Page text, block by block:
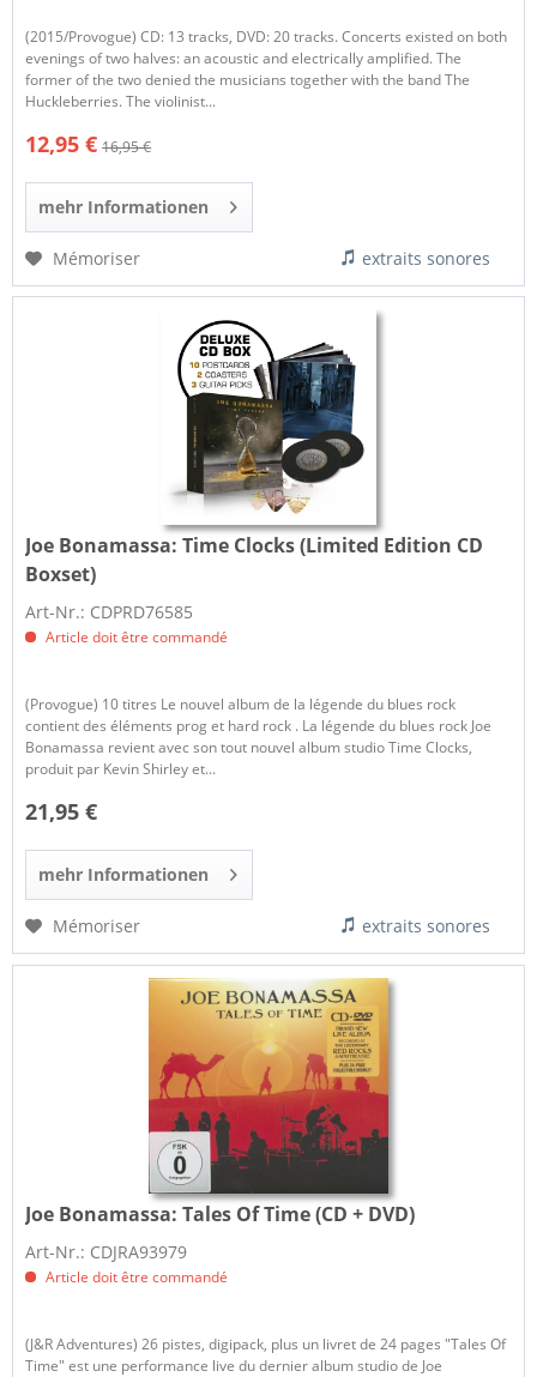
(2015/Provogue) CD: 13 tracks, DVD: 20 tracks. Concerts existed on both
evenings of two halves: an acoustic and electrically amplified. The
former of the two denied the musicians together with the band The
Huckleberries. The violinist...
12,95 € 16,95 €
mehr Informationen
Mémoriser extraits sonores
Joe Bonamassa:Time Clocks (Limited Edition CD
Boxset)
Art-Nr.: CDPRD76585
Article doit être commandé
(Provogue) 10 titres Le nouvel album de la légende du blues rock
contient des éléments prog et hard rock . La légende du blues rock Joe
Bonamassa revient avec son tout nouvel album studio Time Clocks,
produit par Kevin Shirley et...
21,95 €
mehr Informationen
Mémoriser extraits sonores
Joe Bonamassa:Tales Of Time (CD + DVD)
Art-Nr.: CDJRA93979
Article doit être commandé
(J&R Adventures) 26 pistes, digipack, plus un livret de 24 pages "Tales Of
Time" est une performance live du dernier album studio de Joe